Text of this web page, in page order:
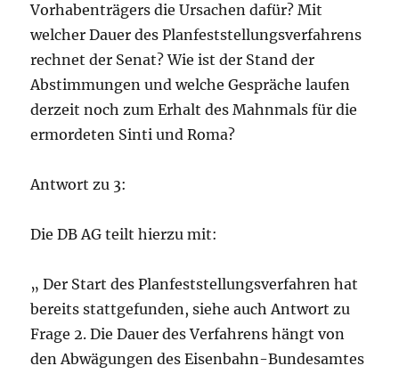
Vorhabenträgers die Ursachen dafür? Mit
welcher Dauer des Planfeststellungsverfahrens
rechnet der Senat? Wie ist der Stand der
Abstimmungen und welche Gespräche laufen
derzeit noch zum Erhalt des Mahnmals für die
ermordeten Sinti und Roma?
Antwort zu 3:
Die DB AG teilt hierzu mit:
„ Der Start des Planfeststellungsverfahren hat
bereits stattgefunden, siehe auch Antwort zu
Frage 2. Die Dauer des Verfahrens hängt von
den Abwägungen des Eisenbahn-Bundesamtes